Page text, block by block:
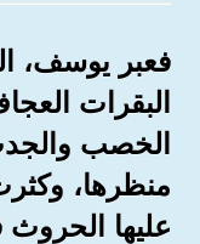
فعبر يوسف،
البقرات
الخصب
منظرها،
عليها